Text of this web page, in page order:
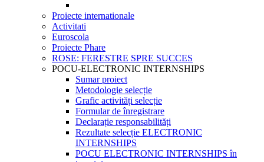
Proiecte internationale
Activitati
Euroscola
Proiecte Phare
ROSE: FERESTRE SPRE SUCCES
POCU-ELECTRONIC INTERNSHIPS
Sumar proiect
Metodologie selecție
Grafic activități selecție
Formular de înregistrare
Declarație responsabilități
Rezultate selecție ELECTRONIC
INTERNSHIPS
POCU ELECTRONIC INTERNSHIPS în